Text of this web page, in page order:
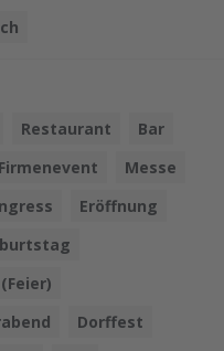
Restaurant
Bar
Firmenevent
Messe
Eröffnung
Dorffest